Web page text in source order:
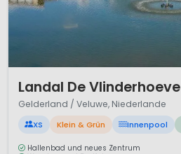
Landal De Vlinderhoeve
Gelderland / Veluwe, Niederlande
XS Klein & Grün Innenpool
Hallenbad und neues Zentrum